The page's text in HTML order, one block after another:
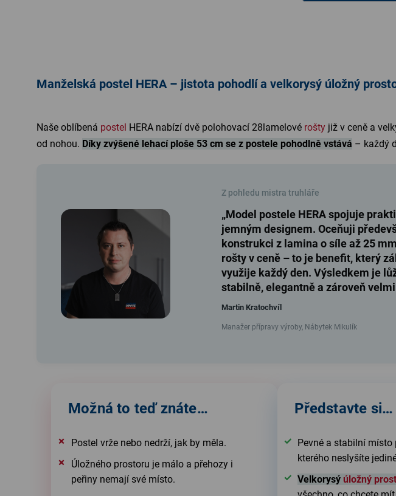
Manželská postel HERA – jistota pohodlí a velkorysý úložný
Naše oblíbená postel HERA nabízí dvě polohovací 28lamelové rošty již v ceně a
od nohou. Díky zvýšené lehací ploše 53 cm se z postele pohodlně vstává – každý
Z pohledu mistra truhláře
„Model postele HERA spojuje
jemným designem. Oceňuji
konstrukci z lamina o síle až 25
rošty v ceně – to je benefit, který
využije každý den. Výsledkem je
stabilně, elegantně a zároveň velmi
Martin Kratochvíl
Manažer přípravy výroby, Nábytek Mikulík
Možná to teď znáte…
Postel vrže nebo nedrží, jak by měla.
Úložného prostoru je málo a přehozy i
peřiny nemají své místo.
Představte si…
Pevné a stabilní místo
kterého neslyšíte
Velkorysýúložný